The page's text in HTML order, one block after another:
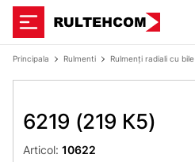
Principala Rulmenti Rulmenți radiali cu bile
6219 (219 К5)
Articol: 10622